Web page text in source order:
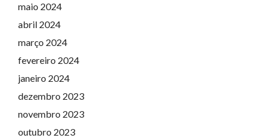
maio 2024
abril 2024
março 2024
fevereiro 2024
janeiro 2024
dezembro 2023
novembro 2023
outubro 2023